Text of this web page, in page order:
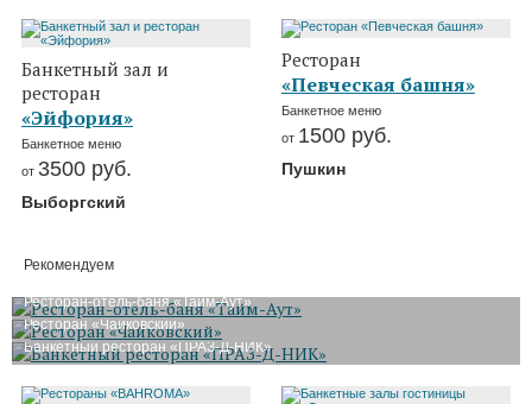
Банкетный зал и
ресторан
«Эйфория»
Банкетное меню
от 3500 руб.
Выборгский
Ресторан
«Певческая башня»
Банкетное меню
от 1500 руб.
Пушкин
Рекомендуем
Ресторан-отель-баня «Тайм-Аут»
Ресторан «Чайковский»
Банкетный ресторан «ПРАЗ-Д-НИК»